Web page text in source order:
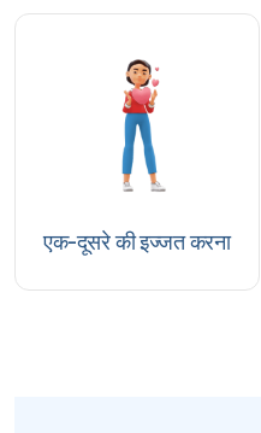
एक-दूसरे की इज्जत करना